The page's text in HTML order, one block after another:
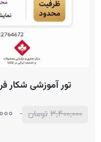
تور آموزشی شکار
تومان3,400,000